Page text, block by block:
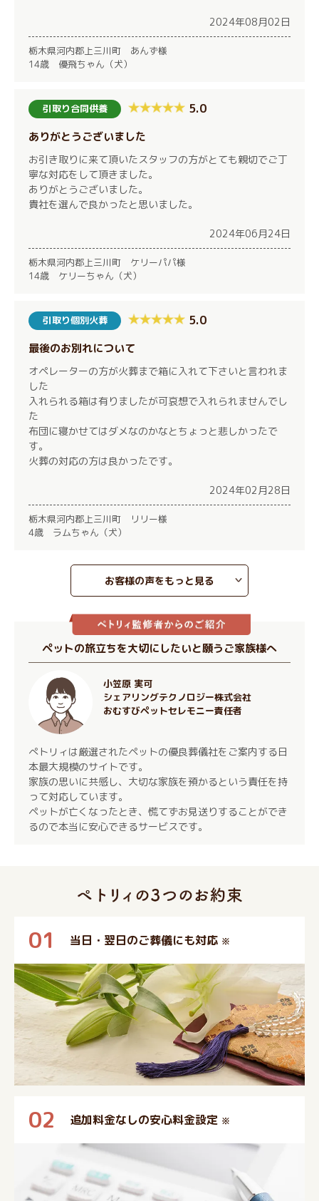
2024年08月02日
栃木県河内郡上三川町 あんず様
14歳 優飛ちゃん（犬）
引取り合同供養 5.0
ありがとうございました
お引き取りに来て頂いたスタッフの方がとても親切でご丁
寧な対応をして頂きました。
ありがとうございました。
貴社を選んで良かったと思いました。
2024年06月24日
栃木県河内郡上三川町 ケリーパパ様
14歳 ケリーちゃん（犬）
引取り個別火葬 5.0
最後のお別れについて
オペレーターの方が火葬まで箱に入れて下さいと言われま
した
入れられる箱は有りましたが可哀想で入れられませんでし
た
布団に寝かせてはダメなのかなとちょっと悲しかったで
す。
火葬の対応の方は良かったです。
2024年02月28日
栃木県河内郡上三川町 リリー様
4歳 ラムちゃん（犬）
お客様の声をもっと見る
ペットの旅立ちを大切にしたいと願うご家族様へ
小笠原 実可
シェアリングテクノロジー株式会社
おむすびペットセレモニー責任者
ぺトリィは厳選されたペットの優良葬儀社をご案内する日
本最大規模のサイトです。
家族の思いに共感し、大切な家族を預かるという責任を持
って対応しています。
ペットが亡くなったとき、慌てずお見送りすることができ
るので本当に安心できるサービスです。
01 当日・翌日のご葬儀にも対応 ※
02 追加料金なしの安心料金設定 ※